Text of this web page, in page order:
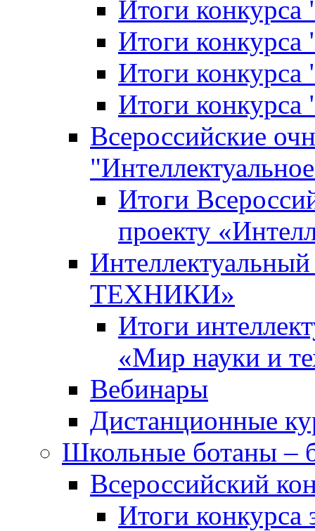
Итоги
Итоги конкурса
Итоги
Итоги
Всероссийские
Итоги
проекту
ТЕХНИКИ»
Итоги
«Мир науки и
Вебинары
Дистанционные
Школьные ботаны –
Всероссийский
Итоги